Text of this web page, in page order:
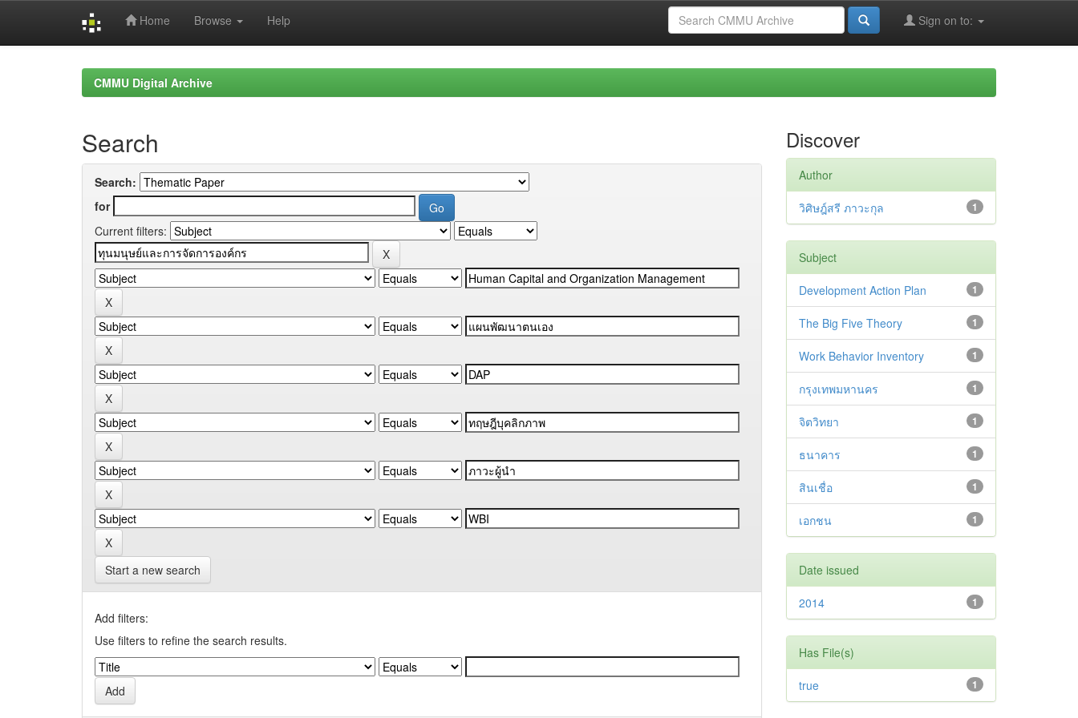
Home Browse Help Sign on to:
CMMU Digital Archive
Search
Search:
for
Current filters:
Start a new search
Add filters:
Use filters to refine the search results.
Discover
Author
1
วิศิษฎ์สรี ภาวะกุล
Subject
1
Development Action Plan
1
The Big Five Theory
1
Work Behavior Inventory
1
กรุงเทพมหานคร
1
จิตวิทยา
1
ธนาคาร
1
สินเชื่อ
1
เอกชน
Date issued
1
2014
Has File(s)
1
true